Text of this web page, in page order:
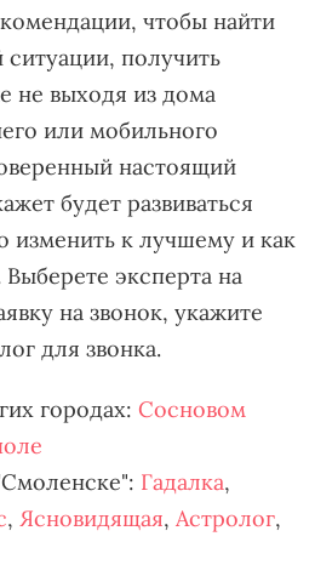
чтобы найти
получить
не выходя из дома
или мобильного
настоящий
будет развиваться
изменить к лучшему и как
эксперта на
на звонок, укажите
для звонка.
городах: Сосновом
Гадалка,
, Ясновидящая, Астролог,